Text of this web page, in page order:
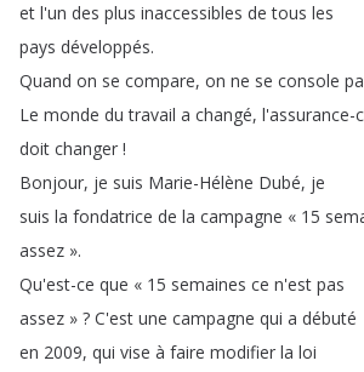
et l'un des plus inaccessibles de tous les
pays développés.
Quand on se compare, on ne se console
Le monde du travail a changé, l'assurance-
doit changer !
Bonjour, je suis Marie-Hélène Dubé, je
suis la fondatrice de la campagne « 15
assez ».
Qu'est-ce que « 15 semaines ce n'est pas
assez » ? C'est une campagne qui a débuté
en 2009, qui vise à faire modifier la loi